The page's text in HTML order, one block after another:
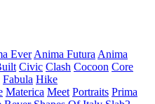
Ever Anima Futura Anima
Civic Clash Cocoon Core
Fabula Hike
Materica Meet Portraits Prima